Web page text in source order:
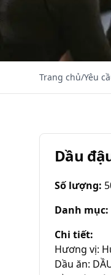
Trang chủ/Yêu
Dầu
Số lượng:
Danh mục:
Chi tiết:
Hương vị:
Dầu ăn: